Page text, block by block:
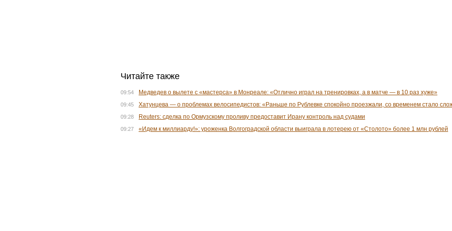
Читайте также
09:54 Медведев о вылете с «мастерса» в Монреале: «Отлично играл на тренировках, а в матче — в 10 раз хуже»
09:45 Хатунцева — о проблемах велосипедистов: «Раньше по Рублевке спокойно проезжали, со временем стало
09:28 Reuters: сделка по Ормузскому проливу предоставит Ирану контроль над судами
09:27 «Идем к миллиарду!»: уроженка Волгоградской области выиграла в лотерею от «Столото» более 1 млн рублей